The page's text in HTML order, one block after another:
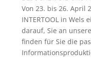
Von 23. bis 26. April
INTERTOOL in Wels
darauf, Sie an
finden für Sie die